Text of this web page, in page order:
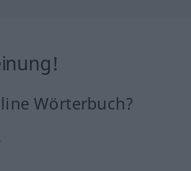
Wörterbuch?